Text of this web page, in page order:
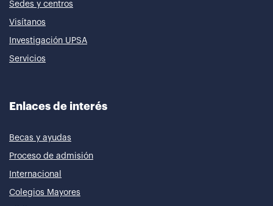
Sedes y centros
Visítanos
Investigación UPSA
Servicios
Enlaces de interés
Becas y ayudas
Proceso de admisión
Internacional
Colegios Mayores